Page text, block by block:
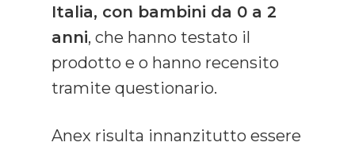
Italia, con bambini da 0 a 2
anni, che hanno testato il
prodotto e o hanno recensito
tramite questionario.
Anex risulta innanzitutto essere